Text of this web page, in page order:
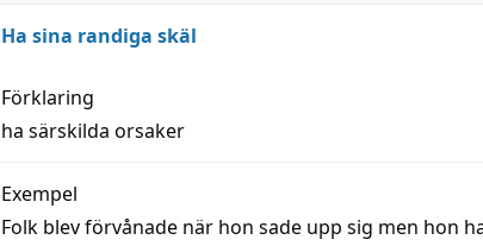
Ha sina randiga skäl
Förklaring
ha särskilda orsaker
Exempel
Folk blev förvånade när hon sade upp sig men hon